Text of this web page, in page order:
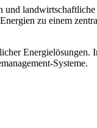
zu einem
Systeme.